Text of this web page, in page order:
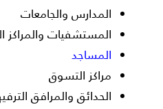
المدارس والجامعات
المستشفيات والمراكز
المساجد
مراكز التسوق
الحدائق والمرافق